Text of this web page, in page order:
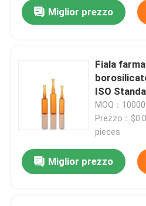
Miglior prezzo
Fiala
ISO
MOQ：
Prezzo：
pieces
Miglior prezzo